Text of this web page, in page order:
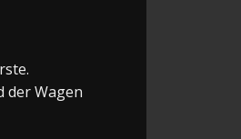
der Wagen